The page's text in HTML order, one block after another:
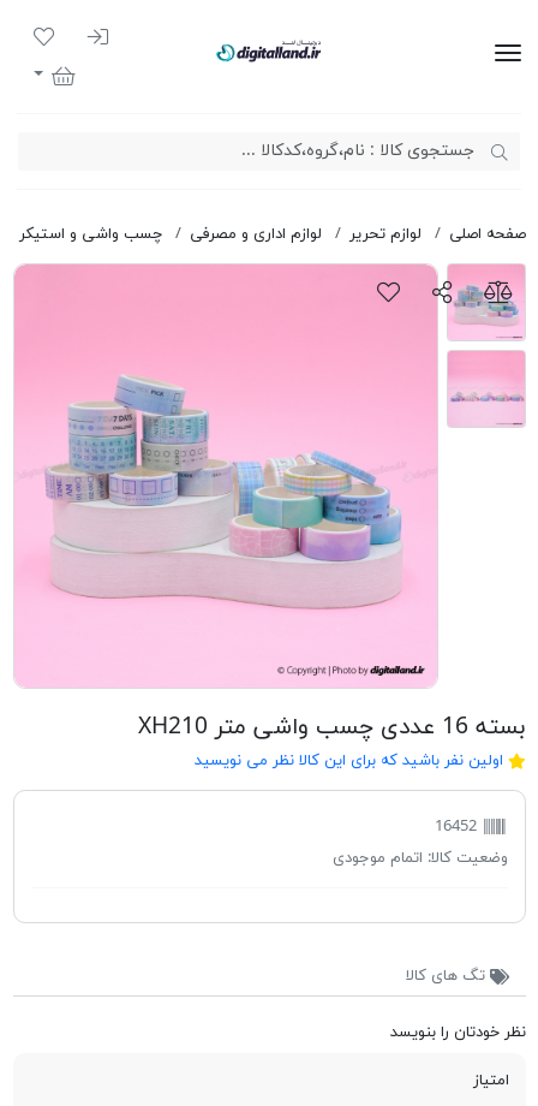
ورود به
لیست
سبد خرید
صفحه اصلی لوازم تحریر لوازم اداری و مصرفی چسب واشی و استیکر
بسته 16 عددی چسب واشی متر XH210
اولین نفر باشید که برای این کالا نظر می نویسید
16452
وضعیت کالا: اتمام موجودی
تگ های کالا
نظر خودتان را بنویسد
امتیاز